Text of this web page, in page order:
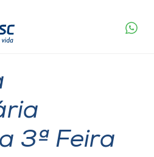
3ª Feira